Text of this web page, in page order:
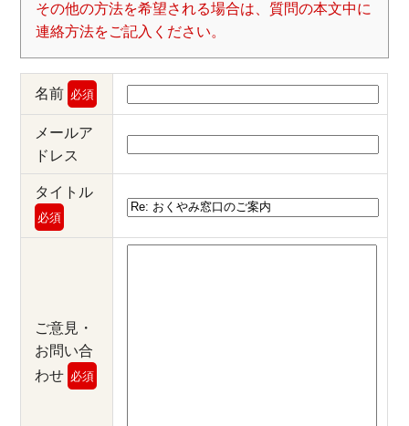
その他の方法を希望される場合は、質問の本文中に
連絡方法をご記入ください。
名前 必須
メールア
ドレス
タイトル
必須
ご意見・
お問い合
わせ 必須